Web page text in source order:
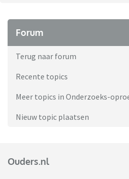
Forum
Terug naar forum
Recente topics
Meer topics in Onderzoeks-
Nieuw topic plaatsen
Ouders.nl